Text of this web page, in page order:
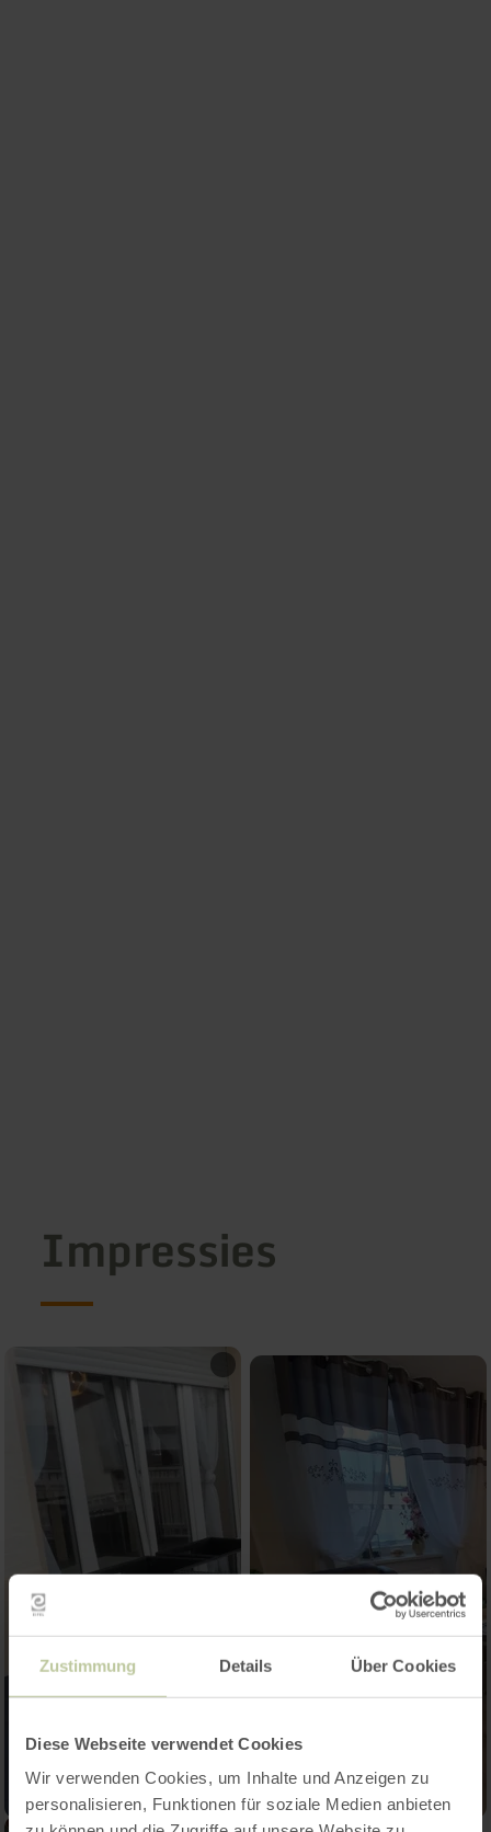
Zustimmung Details Über Cookies
Diese Webseite verwendet Cookies
Wir verwenden Cookies, um Inhalte und Anzeigen zu
personalisieren, Funktionen für soziale Medien anbieten
Impressies